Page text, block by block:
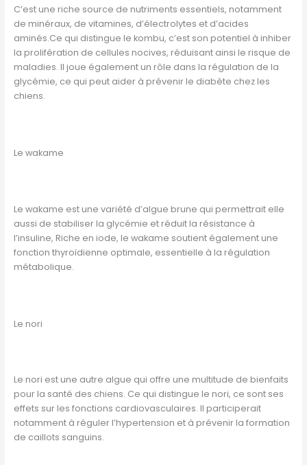
C’est une riche source de nutriments essentiels, notamment
de minéraux, de vitamines, d’électrolytes et d’acides
aminés.Ce qui distingue le kombu, c’est son potentiel à inhiber
la prolifération de cellules nocives, réduisant ainsi le risque de
maladies. Il joue également un rôle dans la régulation de la
glycémie, ce qui peut aider à prévenir le diabète chez les
chiens.
Le wakame
Le wakame est une variété d’algue brune qui permettrait elle
aussi de stabiliser la glycémie et réduit la résistance à
l’insuline, Riche en iode, le wakame soutient également une
fonction thyroïdienne optimale, essentielle à la régulation
métabolique.
Le nori
Le nori est une autre algue qui offre une multitude de bienfaits
pour la santé des chiens. Ce qui distingue le nori, ce sont ses
effets sur les fonctions cardiovasculaires. Il participerait
notamment à réguler l’hypertension et à prévenir la formation
de caillots sanguins.